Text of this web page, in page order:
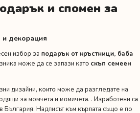
и спомен за
декорация
избор за подарък от кръстници, баба
може да се запази като скъп семеен
дизайни, които може да разгледате на
за момчета и момичета. . Изработени са
България. Надписът към кърпата също е по